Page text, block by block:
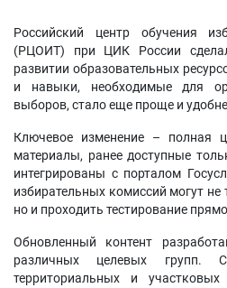
Российский центр обучения
(РЦОИТ) при ЦИК России
развитии образовательных
и навыки, необходимые для
выборов, стало еще проще и
Ключевое изменение – полная
материалы, ранее доступные
интегрированы с порталом
избирательных комиссий могут
но и проходить тестирование
Обновленный контент
различных целевых групп.
территориальных и участковых